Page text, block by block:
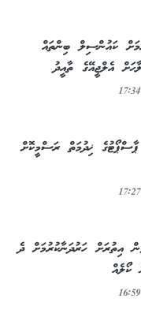
ކައުންސިލް ބިންތައް
އެލްޖީއޭގެ ތާއީދު
ޚިދުމަތް ރަސްމީކޮށް
އިތުރަށް ހަރުދަނާކުރުމަށް ދެ
ކޯލެއް